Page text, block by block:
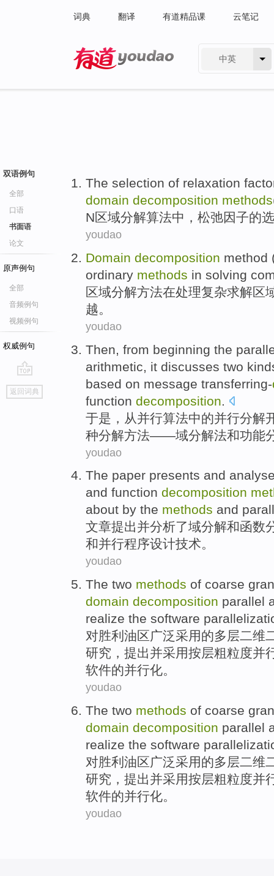
词典 翻译 有道精品课 云笔记
中英
双语例句
全部
口语
书面语
论文
原声例句
全部
音频例句
视频例句
权威例句
go
top
返回词典
The selection of relaxation
domain decomposition methods
N区域分解算法中， 松弛因子的
youdao
Domain decomposition method
ordinary methods in solving
区域分解方法在处理复杂求解区
越。
youdao
Then from beginning the
arithmetic
it discusses two
based on message transferring-
function decomposition
于是 ， 从并行算法中的并行分解
种分解方法——域分解法和功能
youdao
The paper presents and
and function decomposition
about by the methods and
文章提出并分析了域分解和函数
和并行程序设计技术。
youdao
The two methods of coarse
domain decomposition parallel
realize the software
对胜利油区广泛采用的多层二维
研究， 提出并采用按层粗粒度并
软件的并行化。
youdao
The two methods of coarse
domain decomposition parallel
realize the software
对胜利油区广泛采用的多层二维
研究， 提出并采用按层粗粒度并
软件的并行化。
youdao